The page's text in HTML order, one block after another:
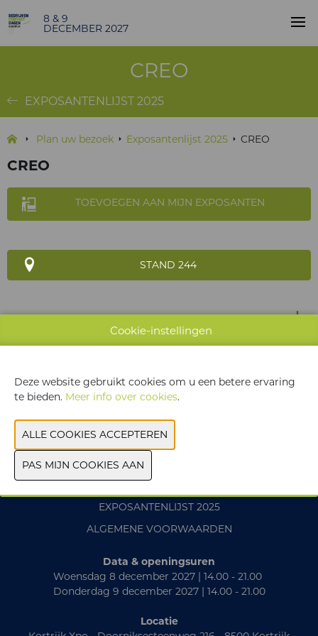
8 & 9
DECEMBER 2027
CREO
EXPOSANTENLIJST 2025
Plan uw bezoek Exposantenlijst 2025 CREO
CREO
TOEVOEGEN AAN MIJN EXPOSANTEN
STAND 244
CONTACT
PRAKTISCH
EXPOSANTENLIJST 2025
ALGEMENE VOORWAARDEN
Data & openingsuren
Woensdag 8 december 2027 | 14.00 - 21.00
Donderdag 9 december 2027 | 14.00 - 21.00
Locatie
Cookie-instellingen
Deze website gebruikt cookies om u een betere ervaring
te bieden. Meer info over cookies.